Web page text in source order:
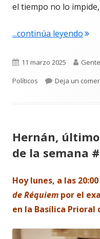
el tiempo no lo impide,
...continúa leyendo
Publicado
el
11 marzo 2025 Autor
Políticos
Deja un
Hernán,
de la semana
Hoy lunes, a las
de Réquiem por el
en la Basílica Prioral